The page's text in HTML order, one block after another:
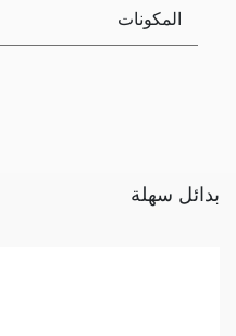
المكونات
بدائل سهلة